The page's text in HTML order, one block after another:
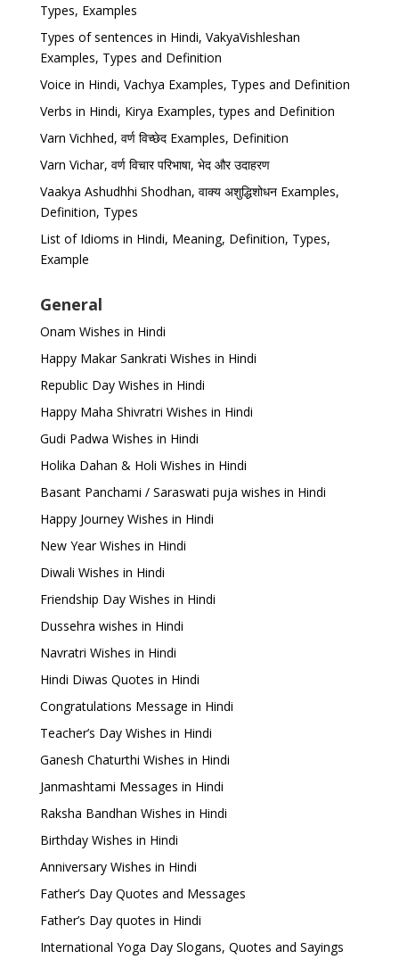
Types, Examples
Types of sentences in Hindi, VakyaVishleshan
Examples, Types and Definition
Voice in Hindi, Vachya Examples, Types and Definition
Verbs in Hindi, Kirya Examples, types and Definition
Varn Vichhed, वर्ण विच्छेद Examples, Definition
Varn Vichar, वर्ण विचार परिभाषा, भेद और उदाहरण
Vaakya Ashudhhi Shodhan, वाक्य अशुद्धिशोधन Examples,
Definition, Types
List of Idioms in Hindi, Meaning, Definition, Types,
Example
General
Onam Wishes in Hindi
Happy Makar Sankrati Wishes in Hindi
Republic Day Wishes in Hindi
Happy Maha Shivratri Wishes in Hindi
Gudi Padwa Wishes in Hindi
Holika Dahan & Holi Wishes in Hindi
Basant Panchami / Saraswati puja wishes in Hindi
Happy Journey Wishes in Hindi
New Year Wishes in Hindi
Diwali Wishes in Hindi
Friendship Day Wishes in Hindi
Dussehra wishes in Hindi
Navratri Wishes in Hindi
Hindi Diwas Quotes in Hindi
Congratulations Message in Hindi
Teacher’s Day Wishes in Hindi
Ganesh Chaturthi Wishes in Hindi
Janmashtami Messages in Hindi
Raksha Bandhan Wishes in Hindi
Birthday Wishes in Hindi
Anniversary Wishes in Hindi
Father’s Day Quotes and Messages
Father’s Day quotes in Hindi
International Yoga Day Slogans, Quotes and Sayings